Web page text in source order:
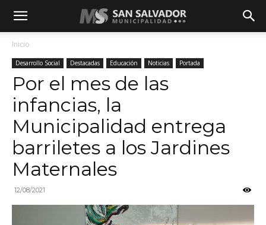
Inicio
Desarrollo Social Destacadas Educación Noticias Portada
Por el mes de las
infancias, la
Municipalidad entrega
barriletes a los Jardines
Maternales
12/08/2021